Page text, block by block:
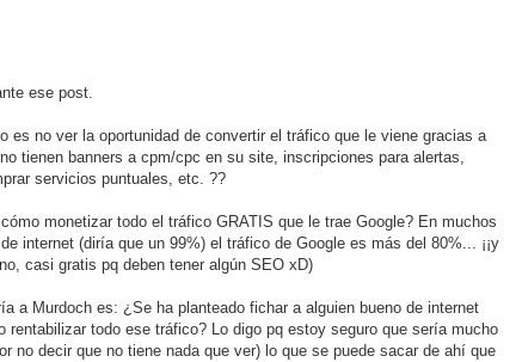
ese post.
es no ver la oportunidad de convertir el tráfico que le viene gracias a
tienen banners a cpm/cpc en su site, inscripciones para alertas,
servicios puntuales, etc. ??
monetizar todo el tráfico GRATIS que le trae Google? En muchos
internet (diría que un 99%) el tráfico de Google es más del 80%... ¡¡y
casi gratis pq deben tener algún SEO xD)
a Murdoch es: ¿Se ha planteado fichar a alguien bueno de internet
rentabilizar todo ese tráfico? Lo digo pq estoy seguro que sería mucho
no decir que no tiene nada que ver) lo que se puede sacar de ahí que